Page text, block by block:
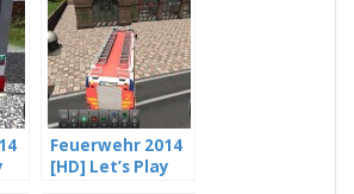
Feuerwehr 2014
[HD] Let’s Play